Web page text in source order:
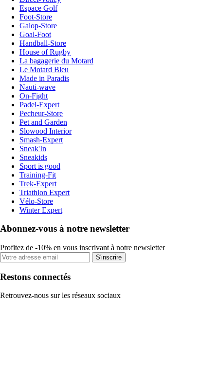
Espace Golf
Foot-Store
Galop-Store
Goal-Foot
Handball-Store
House of Rugby
La bagagerie du Motard
Le Motard Bleu
Made in Paradis
Nauti-wave
On-Fight
Padel-Expert
Pecheur-Store
Pet and Garden
Slowood Interior
Smash-Expert
Sneak'In
Sneakids
Sport is good
Training-Fit
Trek-Expert
Triathlon Expert
Vélo-Store
Winter Expert
Abonnez-vous à notre newsletter
Profitez de -10% en vous inscrivant à notre newsletter
S'inscrire
Restons connectés
Retrouvez-nous sur les réseaux sociaux